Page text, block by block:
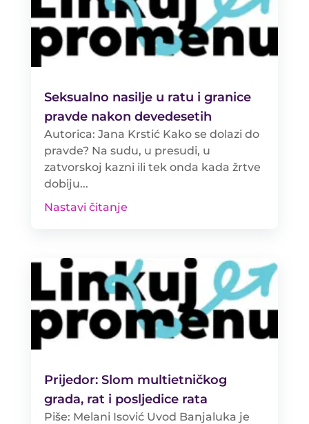
Seksualno nasilje u ratu i granice
pravde nakon devedesetih
Autorica: Jana Krstić Kako se dolazi do
pravde? Na sudu, u presudi, u
zatvorskoj kazni ili tek onda kada žrtve
dobiju...
Nastavi čitanje
Prijedor: Slom multietničkog
grada, rat i posljedice rata
Piše: Melani Isović Uvod Banjaluka je